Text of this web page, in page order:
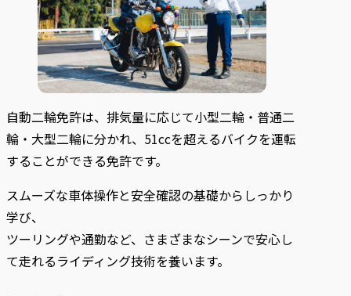
自動二輪免許は、排気量に応じて小型二輪・普通二
輪・大型二輪に分かれ、51ccを超えるバイクを運転
することができる免許です。
スムーズな車体操作と安全確認の基礎からしっかり
学び、
ツーリングや通勤など、さまざまなシーンで安心し
て走れるライディング技術を養います。